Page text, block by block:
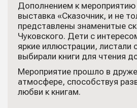
Дополнением к мероприятию
выставка «Сказочник, и не
представлены знаменитые
Чуковского. Дети с
яркие иллюстрации, листали
выбирали книги для чтения
Мероприятие прошло в
атмосфере, способствуя
любви к книгам.